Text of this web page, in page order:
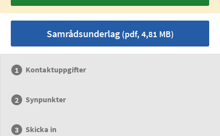
Samrådsunderlag(pdf, 4,81 MB)
Kontaktuppgifter
Synpunkter
Skicka in